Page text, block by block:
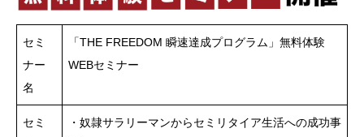
セミ
ナー
名
「THE FREEDOM 瞬速達成プログラム」無料体験
WEBセミナー
セミ
・奴隷サラリーマンからセミリタイア生活への成功事